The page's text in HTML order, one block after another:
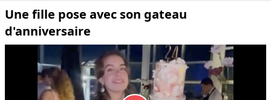
Une fille pose avec son gateau
d'anniversaire